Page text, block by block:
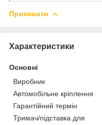
Приховати
Характеристики
Основні
Виробник
Автомобільне кріплення
Гарантійний термін
Тримач/підставка для